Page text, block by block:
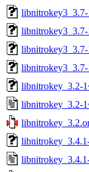
libnitrokey_3.2-
libnitrokey_3.2-